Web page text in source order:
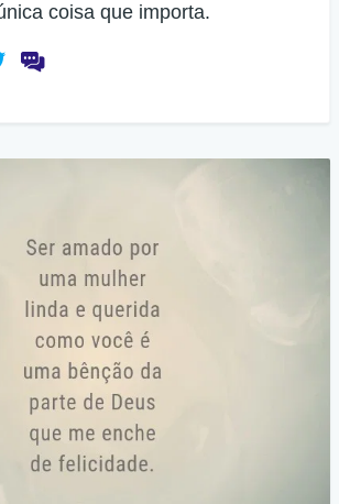
coisa que importa.